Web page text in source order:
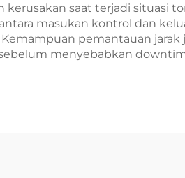
saat terjadi situasi
masukan kontrol dan
pemantauan
menyebabkan